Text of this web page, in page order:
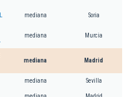
mediana Soria
mediana Murcia
mediana Madrid
mediana Sevilla